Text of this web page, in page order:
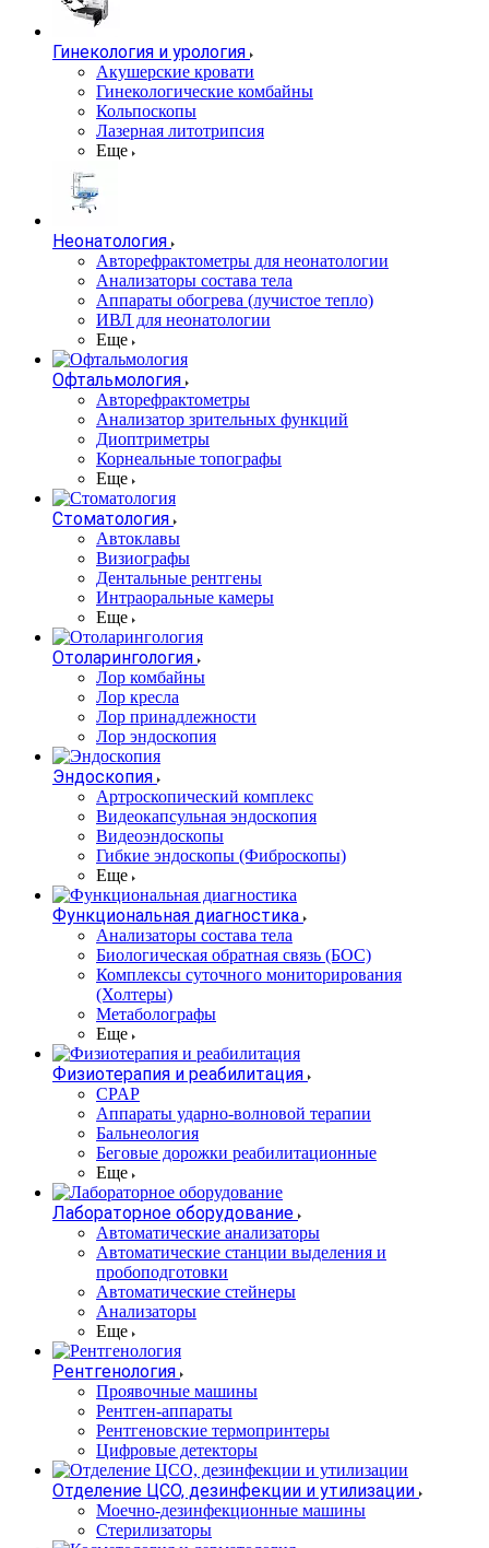
Гинекология и урология
Акушерские кровати
Гинекологические комбайны
Кольпоскопы
Лазерная литотрипсия
Еще
Неонатология
Авторефрактометры для неонатологии
Анализаторы состава тела
Аппараты обогрева (лучистое тепло)
ИВЛ для неонатологии
Еще
Офтальмология
Авторефрактометры
Анализатор зрительных функций
Диоптриметры
Корнеальные топографы
Еще
Стоматология
Автоклавы
Визиографы
Дентальные рентгены
Интраоральные камеры
Еще
Отоларингология
Лор комбайны
Лор кресла
Лор принадлежности
Лор эндоскопия
Эндоскопия
Артроскопический комплекс
Видеокапсульная эндоскопия
Видеоэндоскопы
Гибкие эндоскопы (Фиброcкопы)
Еще
Функциональная диагностика
Анализаторы состава тела
Биологическая обратная связь (БОС)
Комплексы суточного мониторирования
(Холтеры)
Метаболографы
Еще
Физиотерапия и реабилитация
CPAP
Аппараты ударно-волновой терапии
Бальнеология
Беговые дорожки реабилитационные
Еще
Лабораторное оборудование
Автоматические анализаторы
Автоматические станции выделения и
пробоподготовки
Автоматические стейнеры
Анализаторы
Еще
Рентгенология
Проявочные машины
Рентген-аппараты
Рентгеновские термопринтеры
Цифровые детекторы
Отделение ЦСО, дезинфекции и утилизации
Моечно-дезинфекционные машины
Стерилизаторы